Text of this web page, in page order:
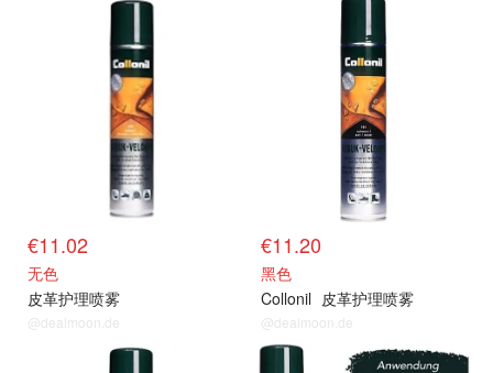
€11.02
无色
皮革护理喷雾
@dealmoon.de
€11.20
黑色
Collonil 皮革护理喷雾
@dealmoon.de